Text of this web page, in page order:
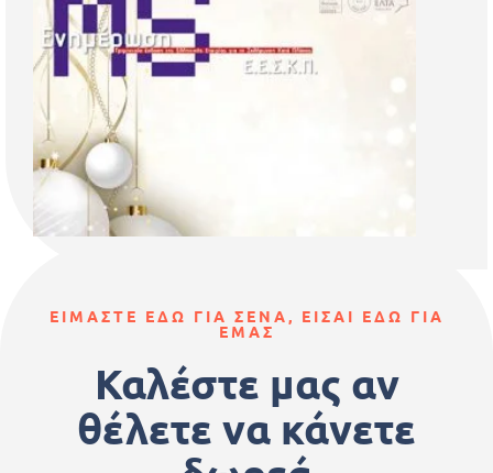
ΕΙΜΑΣΤΕ ΕΔΩ ΓΙΑ ΣΕΝΑ, ΕΙΣΑΙ ΕΔΩ ΓΙΑ
ΕΜΑΣ
Καλέστε μας αν
θέλετε να κάνετε